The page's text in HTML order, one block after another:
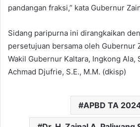
pandangan fraksi,” kata Gubernur
Sidang paripurna ini dirangkaikan
persetujuan bersama oleh Gubernur
Wakil Gubernur Kaltara, Ingkong Ala,
Achmad Djufrie, S.E., M.M. (dkisp)
APBD TA